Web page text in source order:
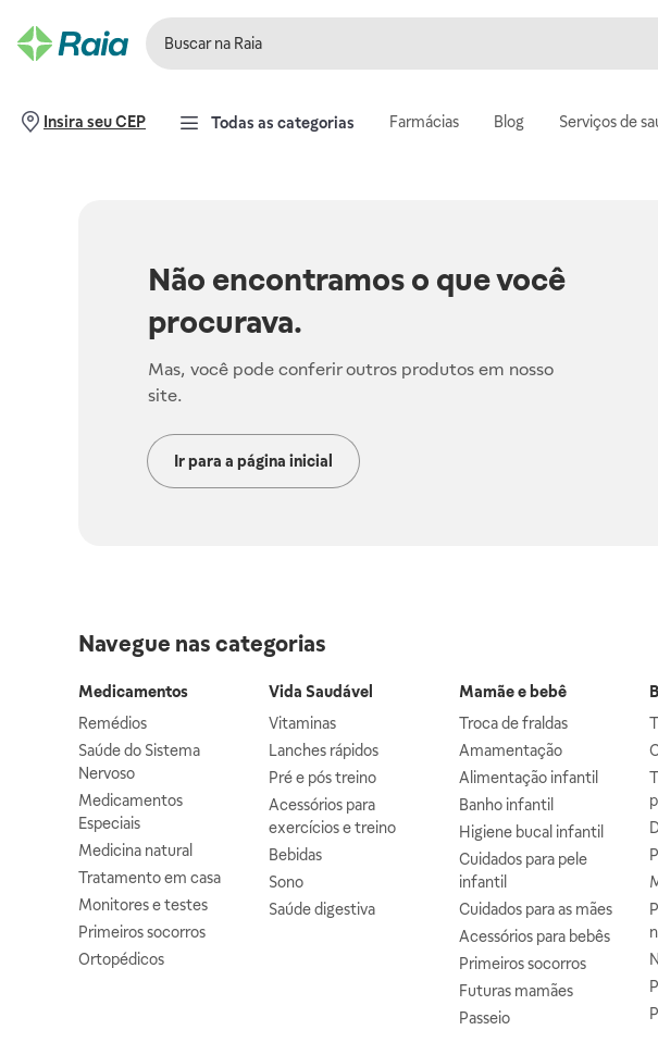
Insira seu CEP Todas as categorias Farmácias Blog Serviços de
Não encontramos o que você
procurava.
Mas, você pode conferir outros produtos em nosso
site.
Ir para a página inicial
Navegue nas categorias
Medicamentos
Remédios
Saúde do Sistema
Nervoso
Medicamentos
Especiais
Medicina natural
Tratamento em casa
Monitores e testes
Primeiros socorros
Ortopédicos
Vida Saudável
Vitaminas
Lanches rápidos
Pré e pós treino
Acessórios para
exercícios e treino
Bebidas
Sono
Saúde digestiva
Mamãe e bebê
Troca de fraldas
Amamentação
Alimentação infantil
Banho infantil
Higiene bucal infantil
Cuidados para pele
infantil
Cuidados para as mães
Acessórios para bebês
Primeiros socorros
Futuras mamães
Passeio